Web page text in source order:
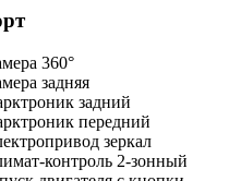
360°
задняя
задний
передний
зеркал
контроль 2-зонный